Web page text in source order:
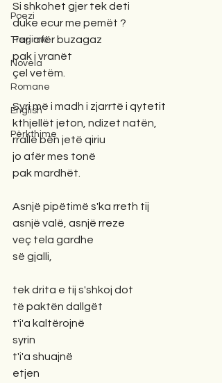
Poezi
Tregime
Novela
Romane
English
Përkthime
Si shkohet gjer tek deti
duke ecur me pemët ?
Fari afër buzagaz
pak i vranët
çel vetëm.
Syri më i madh i zjarrtë i qytetit
kthjellët jeton, ndizet natën,
rrallë bën jetë qiriu
jo afër mes tonë
pak mardhët.
Asnjë pipëtimë s'ka rreth tij
asnjë valë, asnjë rreze
veç tela gardhe
së gjalli,
tek drita e tij s'shkoj dot
të paktën dallgët
t'i'a kaltërojnë
syrin
t'i'a shuajnë
etjen